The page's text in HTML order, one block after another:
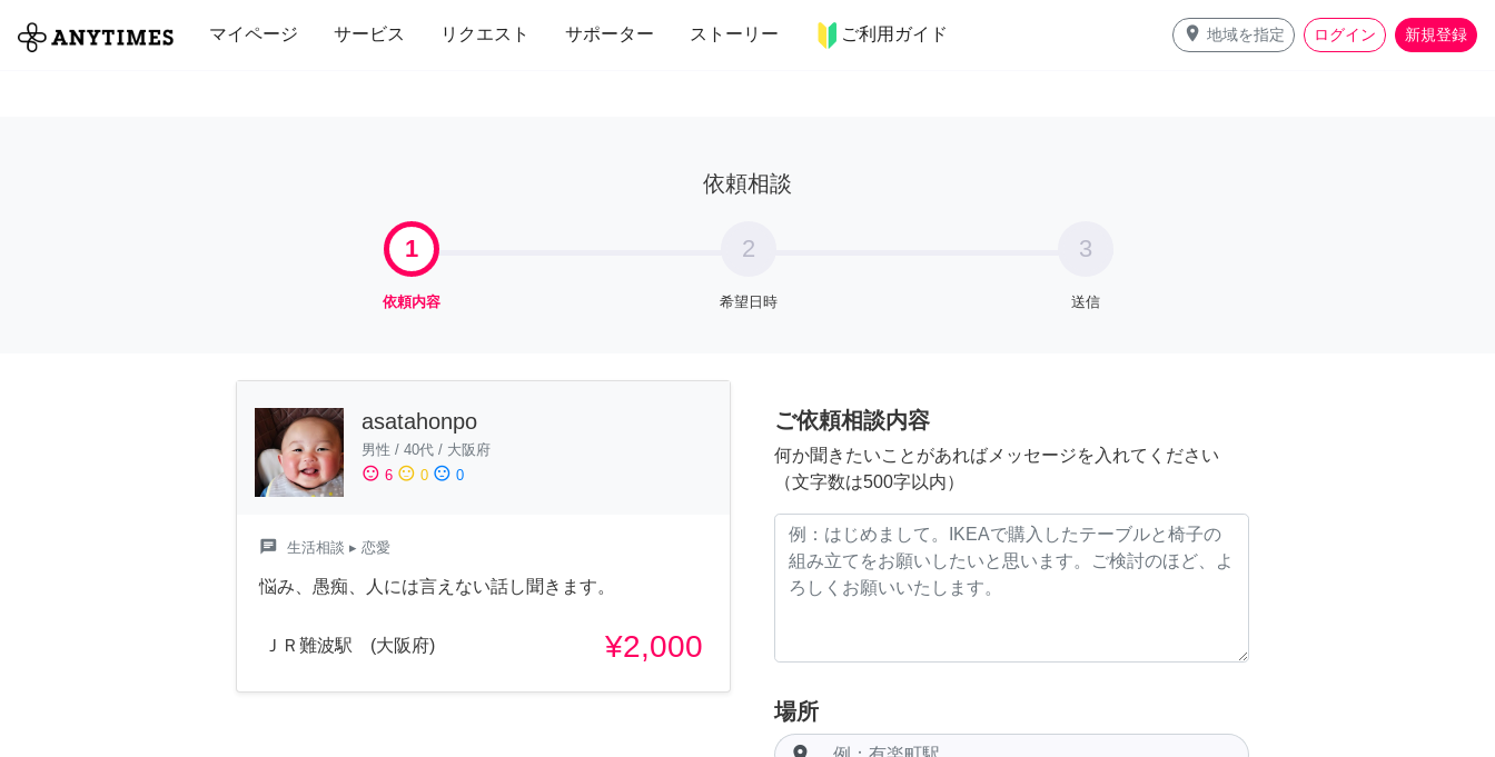
マイページ サービス リクエスト サポーター ストーリー ご利用ガイド place 地域を指定 ログイン 新規登録
全て 修理・組立 家事 引っ越し インテリア 趣味・習い事 ペット 料理
依頼相談
1
依頼内容
2
希望日時
3
送信
asatahonpo
男性 / 40代 / 大阪府
sentiment_satisfied 6 sentiment_neutral 0 sentiment_dissatisfied 0
chat 生活相談 ▸ 恋愛
悩み、愚痴、人には言えない話し聞きます。
ＪＲ難波駅 (大阪府) ¥2,000
ご依頼相談内容
何か聞きたいことがあればメッセージを入れてください
（文字数は500字以内）
場所